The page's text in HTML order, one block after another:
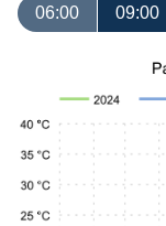
06:00 09:00